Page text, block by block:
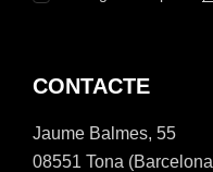
CONTACTE
Jaume Balmes, 55
08551 Tona